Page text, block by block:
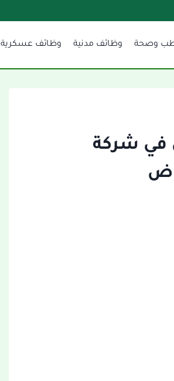
وصحة وظائف مدنية وظائف عسكرية
في شركة